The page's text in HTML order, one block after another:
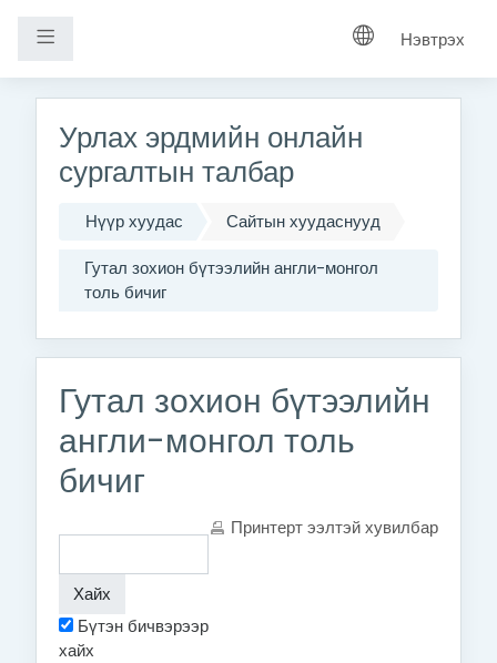
Хажуугийн самбар Нэвтрэх
Урлах эрдмийн онлайн
сургалтын талбар
Нүүр хуудас
Сайтын хуудаснууд
Гутал зохион бүтээлийн англи-монгол
толь бичиг
Гутал зохион бүтээлийн
англи-монгол толь
бичиг
Принтерт ээлтэй хувилбар
Бүтэн бичвэрээр
хайх